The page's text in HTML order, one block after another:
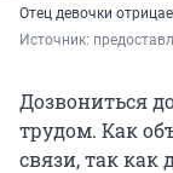
Отец девочки
Источник:
Дозвониться
трудом. Как
связи, так как